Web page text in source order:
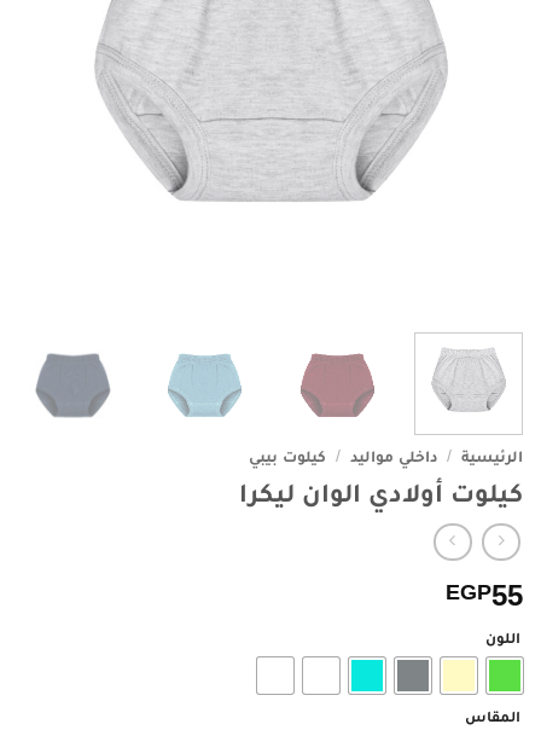
الرئيسية / داخلي مواليد / كيلوت بيبي
كيلوت أولادي الوان ليكرا
EGP55
اللون
المقاس